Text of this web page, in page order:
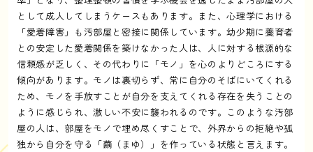
として成人してしまうケースもあります。また、心理学における
「愛着障害」も汚部屋と密接に関係しています。幼少期に養育者
との安定した愛着関係を築けなかった人は、人に対する根源的な
信頼感が乏しく、その代わりに「モノ」を心のよりどころにする
傾向があります。モノは裏切らず、常に自分のそばにいてくれる
ため、モノを手放すことが自分を支えてくれる存在を失うことの
ように感じられ、激しい不安に襲われるのです。このような汚部
屋の人は、部屋をモノで埋め尽くすことで、外界からの拒絶や孤
独から自分を守る「繭（まゆ）」を作っている状態と言えます。